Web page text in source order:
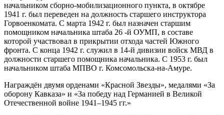
начальником сборно-мобилизационного пункта, в октябре
1941 г. был переведен на должность старшего инструктора
Горвоенкомата. С марта 1942 г. был назначен старшим
помощником начальника штаба 26 -й ОУМП, в составе
которой участвовал в прикрытии отхода частей Южного
фронта. С конца 1942 г. служил в 14-й дивизии войск МВД в
должности старшего помощника начальника. С 1953 г. был
начальником штаба МПВО г. Комсомольска-на-Амуре.
Награждён двумя орденами «Красной Звезды», медалями «За
оборону Кавказа» и «За победу над Германией в Великой
Отечественной войне 1941–1945 гг.»